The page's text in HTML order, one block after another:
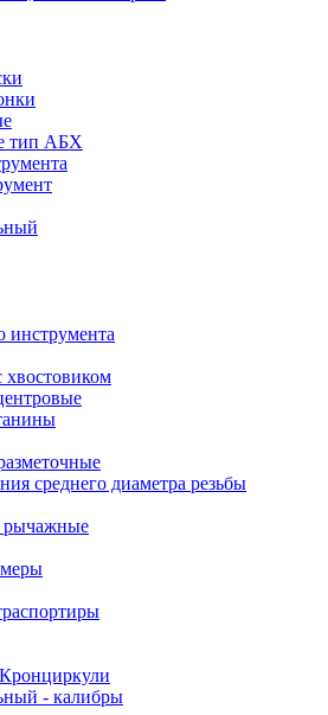
тип АБХ
инструмента
среднего диаметра резьбы
рычажные
- калибры